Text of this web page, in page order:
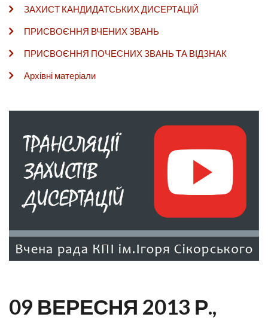
ЗАХИСТ КАНДИДАТСЬКИХ ДИСЕРТАЦІЙ
ПРИСВОЄННЯ ВЧЕНИХ ЗВАНЬ
ПРИСВОЄННЯ ПОЧЕСНИХ ЗВАНЬ ТА ВІДЗНАК
Архівні матеріали
09 ВЕРЕСНЯ 2013 Р.,